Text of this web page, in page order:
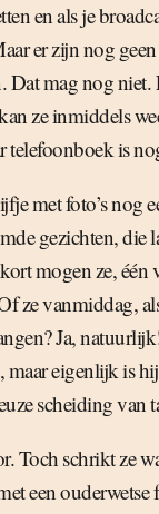
en als je
er zijn nog
Dat mag nog niet.
ze inmiddels
telefoonboek is
met foto’s nog
gezichten, die
mogen ze, één
ze vanmiddag,
Ja,
maar eigenlijk is
scheiding van
Toch schrikt ze
een